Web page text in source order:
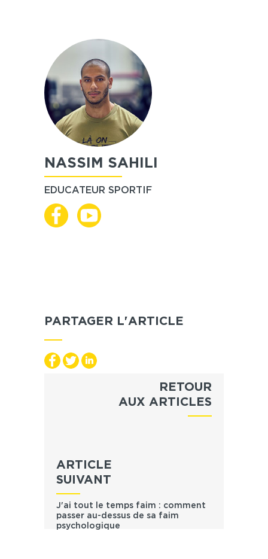
NASSIM SAHILI
EDUCATEUR SPORTIF
PARTAGER L'ARTICLE
RETOUR
AUX ARTICLES
ARTICLE
SUIVANT
J'ai tout le temps faim : comment
passer au-dessus de sa faim
psychologique